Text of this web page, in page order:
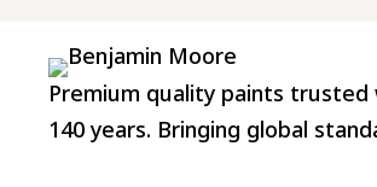
Premium quality paints
140 years. Bringing global